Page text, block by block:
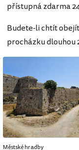
přístupná zdarma
Budete-li chtít
procházku dlouhou
Městské hradby